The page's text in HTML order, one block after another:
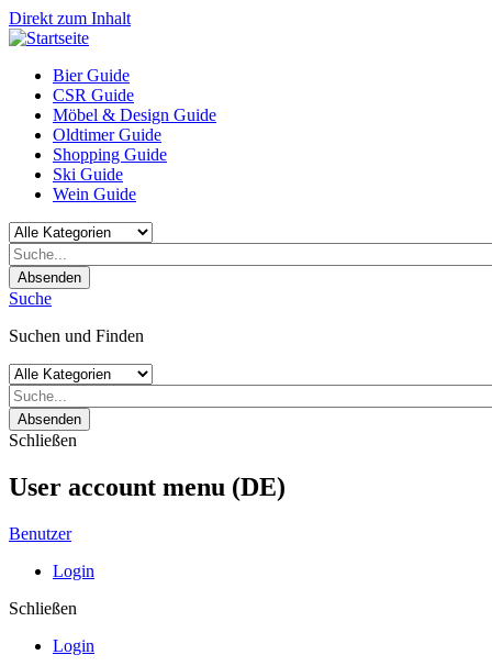
Direkt zum Inhalt
Bier Guide
CSR Guide
Möbel & Design Guide
Oldtimer Guide
Shopping Guide
Ski Guide
Wein Guide
Absenden
Suche
Suchen und Finden
Absenden
Schließen
User account menu (DE)
Benutzer
Login
Schließen
Login